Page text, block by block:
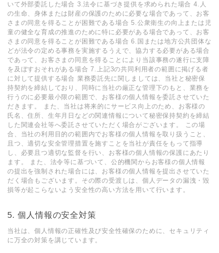
いて外部委託した場合 3.法令に基づき提供を求められた場合 4.人
の生命、身体または財産の保護のために必要な場合であって、お客
さまの同意を得ることが困難である場合 5.公衆衛生の向上または児
童の健全な育成の推進のために特に必要がある場合であって、お客
さまの同意を得ることが困難である場合 6.国または地方公共団体な
どが法令の定める事務を実施するうえで、協力する必要がある場合
であって、お客さまの同意を得ることにより当該事務の遂行に支障
を及ぼすおそれがある場合 7.上記3の共同利用者の範囲に掲げる者
に対して提供する場合 業務委託先に関しましては、当社と秘密保
持契約を締結しており、同時に当社の厳正な管理下のもと、業務を
行うのに必要最小限の範囲で、お客様の個人情報を委託させていた
だきます。 また、当社は将来的にサービス向上のため、お客様の
氏名、住所、生年月日などの関連情報について秘密保持契約を締結
した関連会社等へ委託させていただく場合がございます。 この場
合、当社の利用目的の範囲内でお客様の個人情報を取り扱うこと、
且つ、適切な安全管理措置を施すことを当社が責任をもって指導
し、必要且つ適切な監督を行い、お客様の個人情報の保護にあたり
ます。 また、法令等に基づいて、公的機関からお客様の個人情報
の提出を強制された場合には、お客様の個人情報を提出させていた
だく場合もございます。その際の受渡しは、個人データの漏洩・毀
損等が起こらないよう安全性の高い方法を用いて行います。
個人情報の安全対策
当社は、個人情報の正確性及び安全性確保のために、セキュリティ
に万全の対策を講じています。